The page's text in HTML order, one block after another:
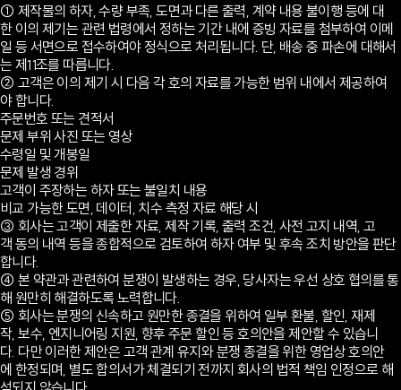
① 제작물의 하자, 수량 부족, 도면과 다른 출력, 계약 내용 불이행 등에 대
한 이의 제기는 관련 법령에서 정하는 기간 내에 증빙 자료를 첨부하여 이메
일 등 서면으로 접수하여야 정식으로 처리됩니다. 단, 배송 중 파손에 대해서
는 제11조를 따릅니다.
② 고객은 이의 제기 시 다음 각 호의 자료를 가능한 범위 내에서 제공하여
야 합니다.
주문번호 또는 견적서
문제 부위 사진 또는 영상
수령일 및 개봉일
문제 발생 경위
고객이 주장하는 하자 또는 불일치 내용
비교 가능한 도면, 데이터, 치수 측정 자료 해당 시
③ 회사는 고객이 제출한 자료, 제작 기록, 출력 조건, 사전 고지 내역, 고
객 동의 내역 등을 종합적으로 검토하여 하자 여부 및 후속 조치 방안을 판단
합니다.
④ 본 약관과 관련하여 분쟁이 발생하는 경우, 당사자는 우선 상호 협의를 통
해 원만히 해결하도록 노력합니다.
⑤ 회사는 분쟁의 신속하고 원만한 종결을 위하여 일부 환불, 할인, 재제
작, 보수, 엔지니어링 지원, 향후 주문 할인 등 호의안을 제안할 수 있습니
다. 다만 이러한 제안은 고객 관계 유지와 분쟁 종결을 위한 영업상 호의안
에 한정되며, 별도 합의서가 체결되기 전까지 회사의 법적 책임 인정으로 해